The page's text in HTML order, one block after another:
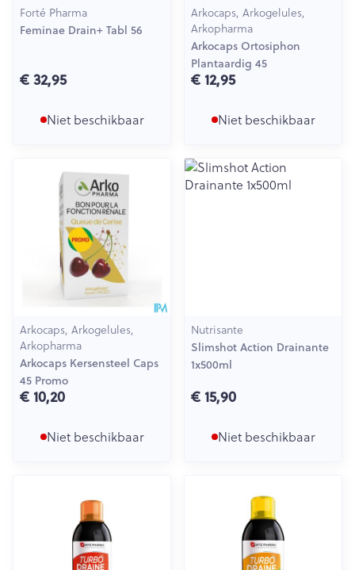
Forté Pharma
Feminae Drain+ Tabl 56
€ 32,95
Niet beschikbaar
Arkocaps, Arkogelules,
Arkopharma
Arkocaps Ortosiphon
Plantaardig 45
€ 12,95
Niet beschikbaar
Arkocaps, Arkogelules,
Arkopharma
Arkocaps Kersensteel Caps
45 Promo
€ 10,20
Niet beschikbaar
Nutrisante
Slimshot Action Drainante
1x500ml
€ 15,90
Niet beschikbaar